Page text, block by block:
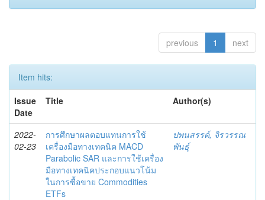
previous 1 next
Item hits:
Issue
Date
Title Author(s)
2022-
02-23
การศึกษาผลตอบแทนการใช้
เครื่องมือทางเทคนิค MACD
Parabolic SAR และการใช้เครื่อง
มือทางเทคนิคประกอบแนวโน้ม
ในการซื้อขาย Commodities
ETFs
ปพนสรรค์, จิรวรรณ
พันธุ์